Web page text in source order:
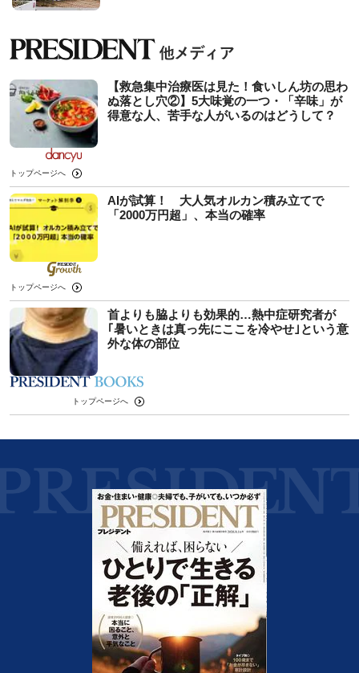
【救急集中治療医は見た！食いしん坊の思わ
ぬ落とし穴②】5大味覚の一つ・「辛味」が
得意な人、苦手な人がいるのはどうして？
トップページへ
AIが試算！ 大人気オルカン積み立てで
「2000万円超」、本当の確率
トップページへ
首よりも脇よりも効果的…熱中症研究者が
｢暑いときは真っ先にここを冷やせ｣という意
外な体の部位
トップページへ